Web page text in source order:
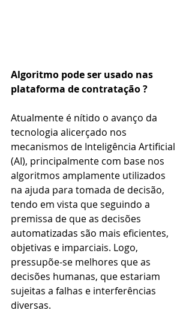
Algoritmo pode ser usado nas
plataforma de contratação ?
Atualmente é nítido o avanço da
tecnologia alicerçado nos
mecanismos de Inteligência Artificial
(AI), principalmente com base nos
algoritmos amplamente utilizados
na ajuda para tomada de decisão,
tendo em vista que seguindo a
premissa de que as decisões
automatizadas são mais eficientes,
objetivas e imparciais. Logo,
pressupõe-se melhores que as
decisões humanas, que estariam
sujeitas a falhas e interferências
diversas.